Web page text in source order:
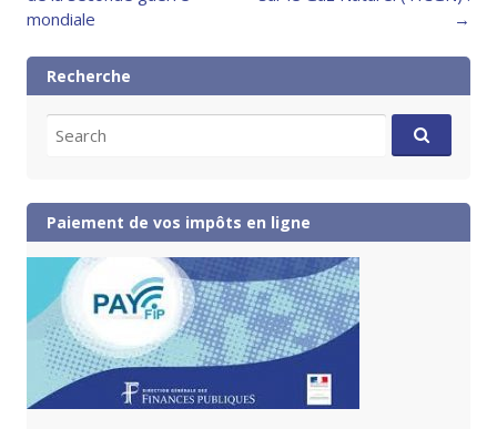
mondiale
→
Recherche
for:
Paiement de vos impôts en ligne